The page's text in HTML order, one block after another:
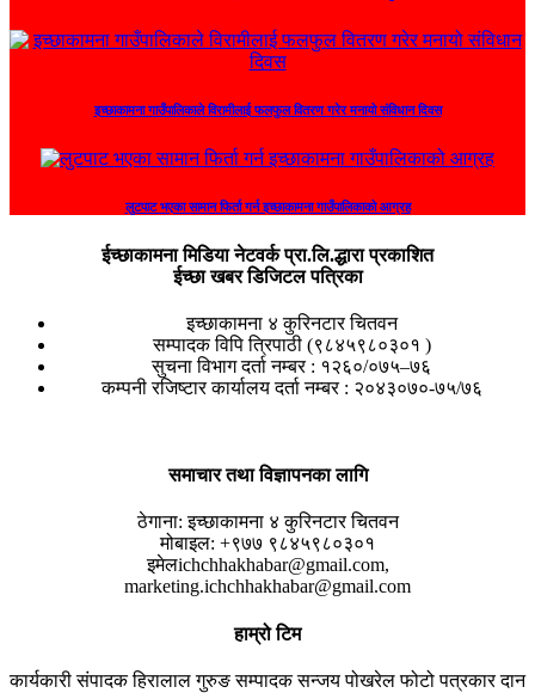
इच्छाकामना गाउँपालिकाले विरामीलाई फलफुल वितरण गरेर मनायो संविधान दिवस
लुटपाट भएका सामान फिर्ता गर्न इच्छाकामना गाउँपालिकाको आग्रह
ईच्छाकामना मिडिया नेटवर्क प्रा.लि.द्धारा प्रकाशित
ईच्छा खबर डिजिटल पत्रिका
इच्छाकामना ४ कुरिनटार चितवन
सम्पादक विपि त्रिपाठी (९८४५९८०३०१ )
सुचना विभाग दर्ता नम्बर : १२६०/०७५–७६
कम्पनी रजिष्टार कार्यालय दर्ता नम्बर : २०४३०७०-७५/७६
समाचार तथा विज्ञापनका लागि
ठेगाना: इच्छाकामना ४ कुरिनटार चितवन
मोबाइल: +९७७ ९८४५९८०३०१
इमेलichchhakhabar@gmail.com,
marketing.ichchhakhabar@gmail.com
हाम्रो टिम
कार्यकारी संपादकहिरालाल गुरुङसम्पादकसन्जय पोखरेलफोटो पत्रकारदान